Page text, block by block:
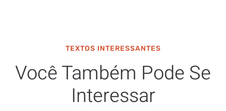
TEXTOS INTERESSANTES
Você Também Pode Se
Interessar